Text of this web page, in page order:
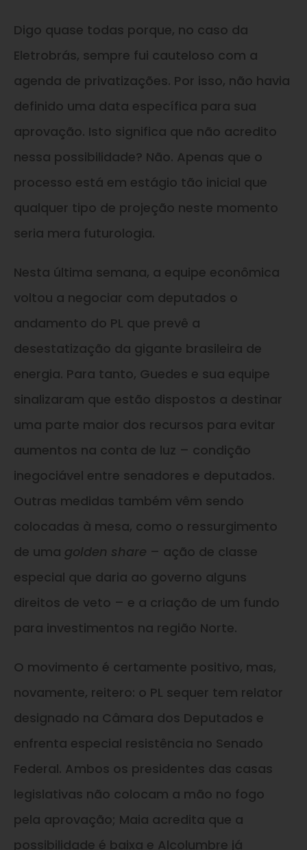
Digo quase todas porque, no caso da
Eletrobrás, sempre fui cauteloso com a
agenda de privatizações. Por isso, não havia
definido uma data específica para sua
aprovação. Isto significa que não acredito
nessa possibilidade? Não. Apenas que o
processo está em estágio tão inicial que
qualquer tipo de projeção neste momento
seria mera futurologia.
Nesta última semana, a equipe econômica
voltou a negociar com deputados o
andamento do PL que prevê a
desestatização da gigante brasileira de
energia. Para tanto, Guedes e sua equipe
sinalizaram que estão dispostos a destinar
uma parte maior dos recursos para evitar
aumentos na conta de luz – condição
inegociável entre senadores e deputados.
Outras medidas também vêm sendo
colocadas à mesa, como o ressurgimento
de uma golden share – ação de classe
especial que daria ao governo alguns
direitos de veto – e a criação de um fundo
para investimentos na região Norte.
O movimento é certamente positivo, mas,
novamente, reitero: o PL sequer tem relator
designado na Câmara dos Deputados e
enfrenta especial resistência no Senado
Federal. Ambos os presidentes das casas
legislativas não colocam a mão no fogo
pela aprovação; Maia acredita que a
possibilidade é baixa e Alcolumbre já